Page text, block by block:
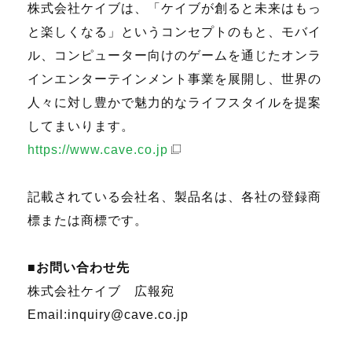
株式会社ケイブは、「ケイブが創ると未来はもっ
と楽しくなる」というコンセプトのもと、モバイ
ル、コンピューター向けのゲームを通じたオンラ
インエンターテインメント事業を展開し、世界の
人々に対し豊かで魅力的なライフスタイルを提案
してまいります。
https://www.cave.co.jp
記載されている会社名、製品名は、各社の登録商
標または商標です。
■お問い合わせ先
株式会社ケイブ 広報宛
Email:inquiry@cave.co.jp